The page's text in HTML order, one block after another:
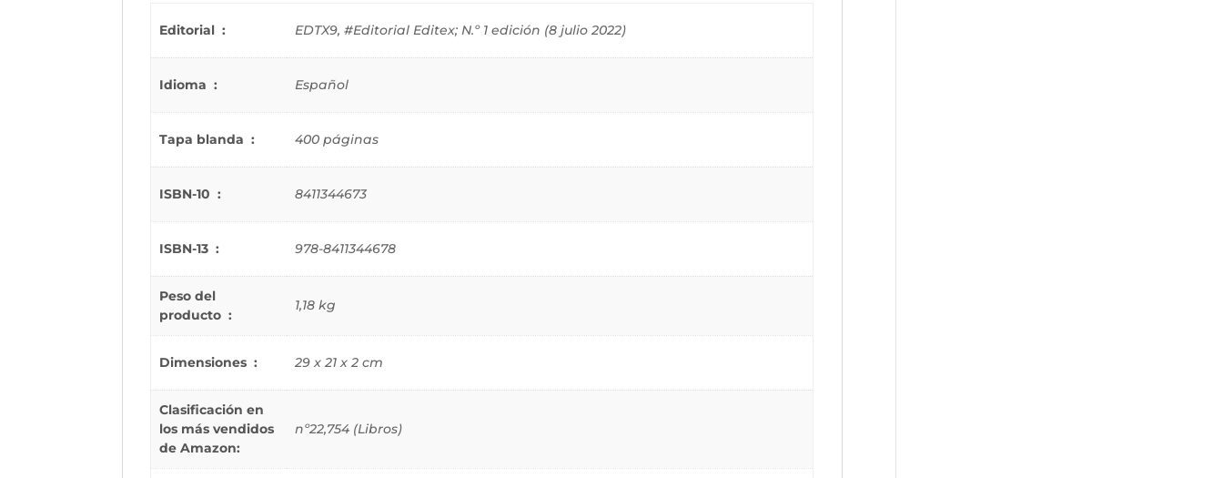
Editorial ‏ : ‎ EDTX9, #Editorial Editex; N.º 1 edición (8 julio 2022)
Idioma ‏ : ‎ Español
Tapa blanda ‏ : ‎ 400 páginas
ISBN-10 ‏ : ‎ 8411344673
ISBN-13 ‏ : ‎ 978-8411344678
Peso del
producto ‏ : ‎
1,18 kg
Dimensiones ‏ : ‎ 29 x 21 x 2 cm
Clasificación en
los más vendidos
de Amazon:
nº22,754 (Libros)